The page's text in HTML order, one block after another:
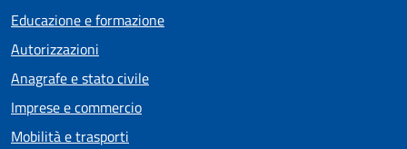
Educazione e formazione
Autorizzazioni
Anagrafe e stato civile
Imprese e commercio
Mobilità e trasporti